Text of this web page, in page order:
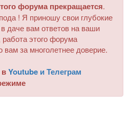
форума прекращается.
! Я приношу свои глубокие
даче вам ответов на ваши
этого форума
за многолетнее доверие.
Youtube и Телеграм